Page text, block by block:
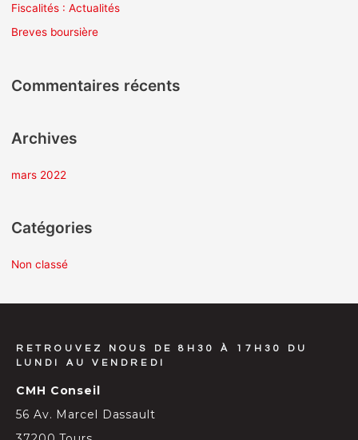
e
Fiscalités : Actualités
Breves boursière
Commentaires récents
Archives
mars 2022
Catégories
Non classé
RETROUVEZ NOUS DE 8H30 À 17H30 DU
LUNDI AU VENDREDI
CMH Conseil
56 Av. Marcel Dassault